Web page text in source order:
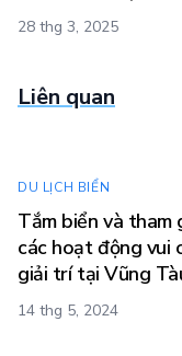
28 thg 3, 2025
Liên quan
DU LỊCH BIỂN
Tắm biển và tham
các hoạt động vui
giải trí tại Vũng
14 thg 5, 2024